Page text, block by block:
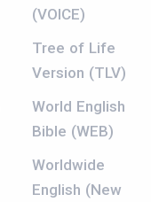
(VOICE)
Tree of Life
Version (TLV)
World English
Bible (WEB)
Worldwide
English (New